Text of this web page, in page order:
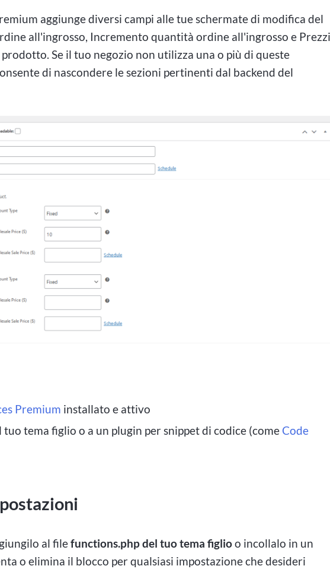
aggiunge diversi campi alle tue schermate di modifica del
all'ingrosso, Incremento quantità ordine all'ingrosso e
Se il tuo negozio non utilizza una o più di queste
di nascondere le sezioni pertinenti dal backend del
Premium installato e attivo
tema figlio o a un plugin per snippet di codice (come Code
al filefunctions.php del tuo tema figlioo incollalo in un
o elimina il blocco per qualsiasi impostazione che desideri